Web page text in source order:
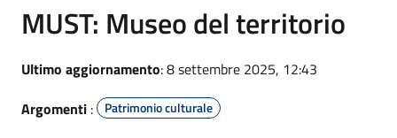
MUST: Museo del territorio
Ultimo aggiornamento: 8 settembre 2025, 12:43
Argomenti : Patrimonio culturale